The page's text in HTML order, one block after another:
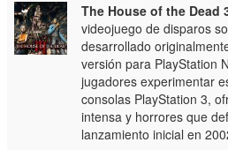
The House of the Dead
videojuego de disparos
desarrollado
versión para PlayStation
jugadores experimentar
consolas PlayStation 3,
intensa y horrores que
lanzamiento inicial en